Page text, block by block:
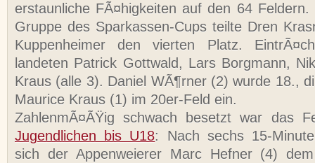
erstaunliche FÃ¤higkeiten auf den 64
Gruppe des Sparkassen-Cups teilte Dren
Kuppenheimer den vierten Platz.
landeten Patrick Gottwald, Lars Borgmann,
Kraus (alle 3). Daniel WÃ¶rner (2) wurde 18.,
Maurice Kraus (1) im 20er-Feld ein.
ZahlenmÃ¤ÃŸig schwach besetzt war das
Jugendlichen bis U18: Nach sechs 15-
sich der Appenweierer Marc Hefner (4)